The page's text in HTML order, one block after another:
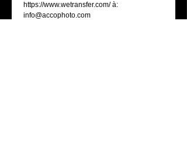
https://www.wetransfer.com/ à:
info@accophoto.com